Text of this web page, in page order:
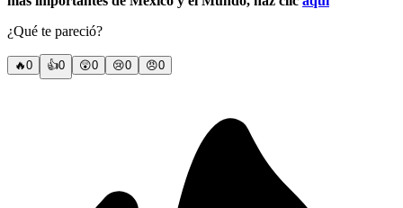
¿Qué te pareció?
🔥0 👍0 😲0 😢0 😠0